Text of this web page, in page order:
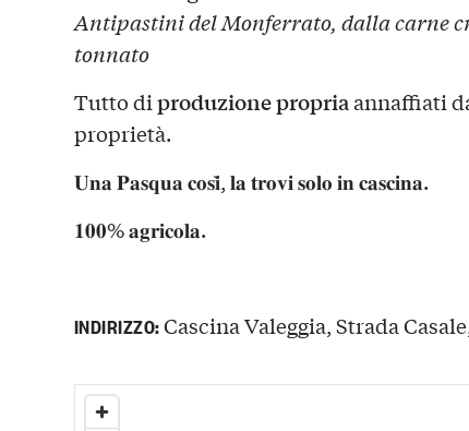
Antipastini del Monferrato, dalla carne
tonnato
Tutto diproduzione propriaannaffiati
proprietà.
𝐔𝐧𝐚 𝐏𝐚𝐬𝐪𝐮𝐚 𝐜𝐨𝐬𝐢̀, 𝐥𝐚 𝐭𝐫𝐨𝐯𝐢 𝐬𝐨𝐥𝐨 𝐢𝐧 𝐜𝐚𝐬𝐜𝐢𝐧𝐚.
𝟏𝟎𝟎% 𝐚𝐠𝐫𝐢𝐜𝐨𝐥𝐚.
INDIRIZZO:Cascina Valeggia, Strada